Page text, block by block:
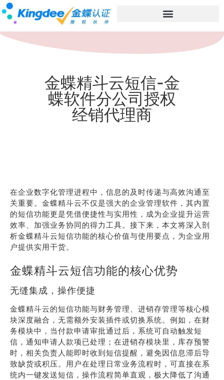
金蝶精斗云短信-金
蝶软件分公司授权
经销代理商
在企业数字化管理进程中，信息的及时传递与高效沟通至
关重要。金蝶精斗云不仅是强大的企业管理软件，其内置
的短信功能更是凭借便捷性与实用性，成为企业提升运营
效率、加强业务协同的得力工具。接下来，本文将深入剖
析金蝶精斗云短信功能的核心价值与使用要点，为企业用
户提供实用干货。
金蝶精斗云短信功能的核心优势
无缝集成，操作便捷
金蝶精斗云的短信功能与财务管理、进销存管理等核心模
块深度融合，无需额外安装插件或切换系统。例如，在财
务模块中，当付款申请审批通过后，系统可自动触发短
信，通知申请人款项已处理；在进销存模块里，库存预警
时，相关负责人能即时收到短信提醒，避免因信息滞后导
致缺货或积压。用户在处理日常业务流程时，可直接在系
统内一键发送短信，操作流程简单直观，极大降低了沟通